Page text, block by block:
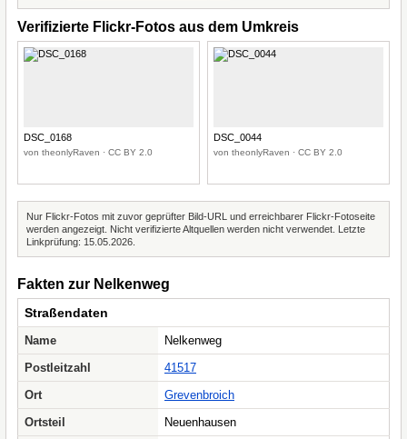
Verifizierte Flickr-Fotos aus dem Umkreis
DSC_0168
von theonlyRaven · CC BY 2.0
DSC_0044
von theonlyRaven · CC BY 2.0
Nur Flickr-Fotos mit zuvor geprüfter Bild-URL und erreichbarer Flickr-Fotoseite
werden angezeigt. Nicht verifizierte Altquellen werden nicht verwendet. Letzte
Linkprüfung: 15.05.2026.
Fakten zur Nelkenweg
Straßendaten
Name
Nelkenweg
Postleitzahl
41517
Ort
Grevenbroich
Ortsteil
Neuenhausen